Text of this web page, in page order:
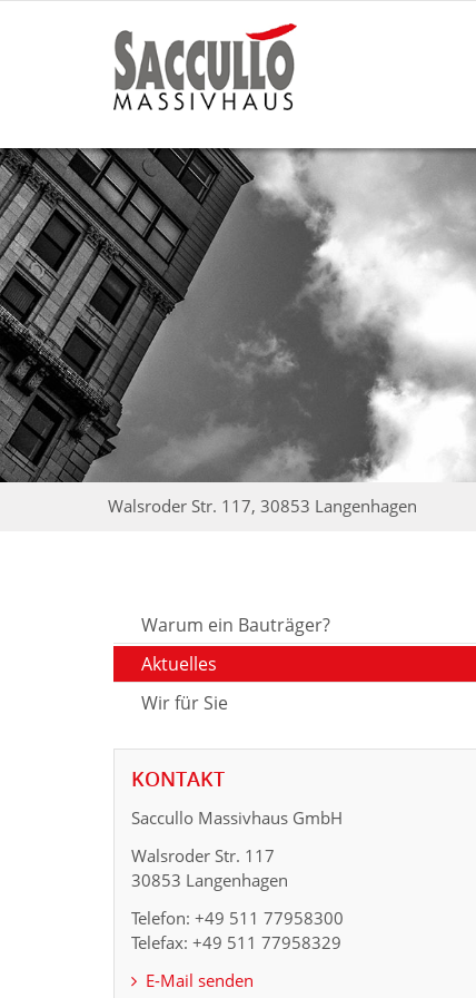
Walsroder Str. 117, 30853 Langenhagen
Warum ein Bauträger?
Aktuelles
Wir für Sie
KONTAKT
Saccullo Massivhaus GmbH
Walsroder Str. 117
30853 Langenhagen
Telefon: +49 511 77958300
Telefax: +49 511 77958329
E-Mail senden